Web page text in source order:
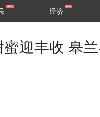
经济
迎丰收 皋